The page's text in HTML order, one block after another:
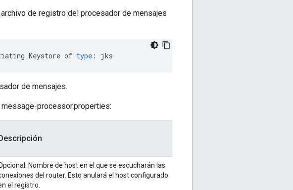
de registro del procesador de mensajes
Keystore of type : jks
de mensajes.
processor.properties:
Nombre de host en el que se escucharán las
del router. Esto anulará el host configurado
el registro.